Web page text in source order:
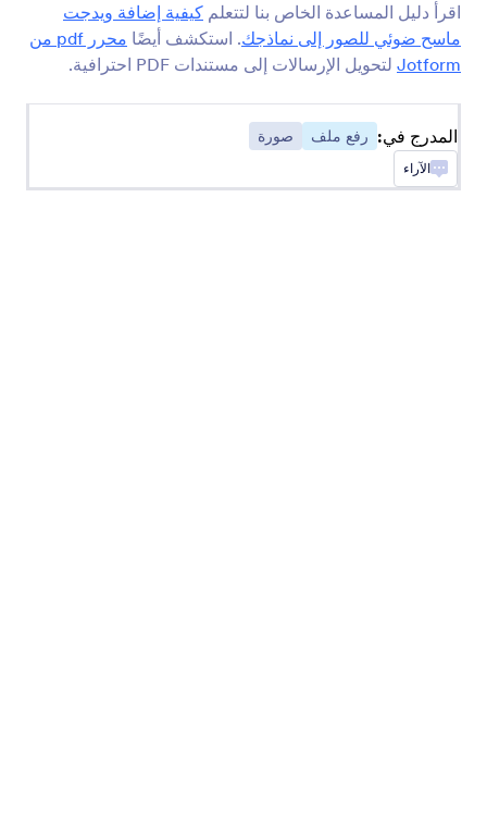
اقرأ دليل المساعدة الخاص بنا لتتعلم كيفية إضافة ويدجت
ماسح ضوئي للصور إلى نماذجك. استكشف أيضًا
محرر pdf من
Jotform لتحويل الإرسالات إلى مستندات PDF احترافية.
المدرج في: رفع ملف صورة
الآراء
Cincopa DeepUploader
قم بتحميل الملفات من النموذج الخاص بك إلى
Cincopa
Transloadit